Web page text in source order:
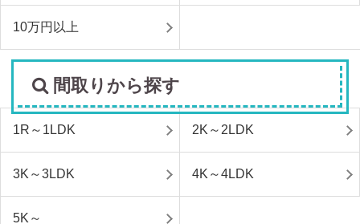
10万円以上
間取りから探す
1R～1LDK 2K～2LDK
3K～3LDK 4K～4LDK
5K～